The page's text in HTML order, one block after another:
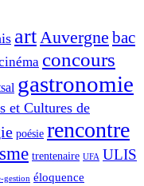
art Auvergne bac
concours
gastronomie
et Cultures de
poésie rencontre
trentenaire UFA ULIS
gestion éloquence